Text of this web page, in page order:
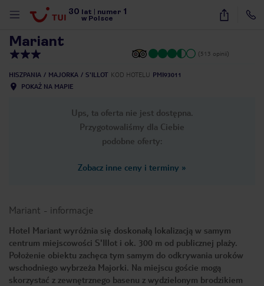
30 lat numer 1
w Polsce
18
Mariant
(513 opinii)
HISZPANIA MAJORKA S'ILLOT KOD HOTELU PMI93011
POKAŻ NA MAPIE
Ups, ta oferta nie jest dostępna.
Przygotowaliśmy dla Ciebie
podobne oferty:
Zobacz inne ceny i terminy »
Mariant - informacje
Hotel Mariant wyróżnia się doskonałą lokalizacją w samym
centrum miejscowości S'Illot i ok. 300 m od publicznej plaży.
Położenie obiektu zachęca tym samym do odkrywania uroków
wschodniego wybrzeża Majorki. Na miejscu goście mogą
skorzystać z zewnętrznego basenu z wydzielonym brodzikiem